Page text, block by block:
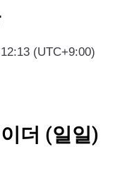
(UTC+9:00)
더 (일일)